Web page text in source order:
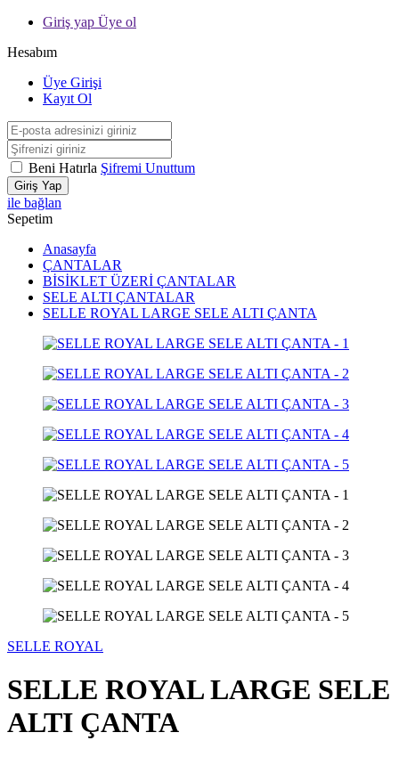
Giriş yap Üye ol
Hesabım
Üye Girişi
Kayıt Ol
Beni Hatırla Şifremi Unuttum
Giriş Yap
ile bağlan
Sepetim
Anasayfa
ÇANTALAR
BİSİKLET ÜZERİ ÇANTALAR
SELE ALTI ÇANTALAR
SELLE ROYAL LARGE SELE ALTI ÇANTA
SELLE ROYAL
SELLE ROYAL LARGE SELE
ALTI ÇANTA